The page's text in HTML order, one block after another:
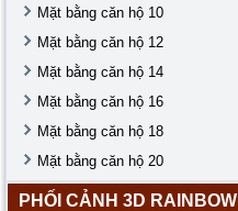
Mặt bằng căn hộ 10
Mặt bằng căn hộ 12
Mặt bằng căn hộ 14
Mặt bằng căn hộ 16
Mặt bằng căn hộ 18
Mặt bằng căn hộ 20
PHỐI CẢNH 3D RAINBOW